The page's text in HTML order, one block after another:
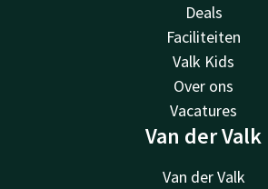
Deals
Faciliteiten
Valk Kids
Over ons
Vacatures
Van der Valk
Van der Valk